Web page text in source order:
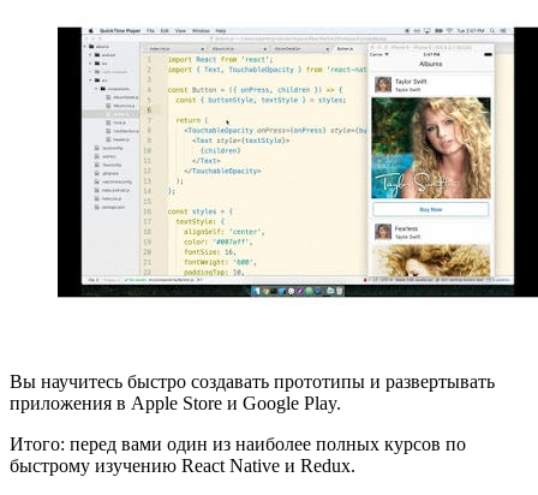
Вы научитесь быстро создавать прототипы и развертывать
приложения в Apple Store и Google Play.
Итого: перед вами один из наиболее полных курсов по
быстрому изучению React Native и Redux.